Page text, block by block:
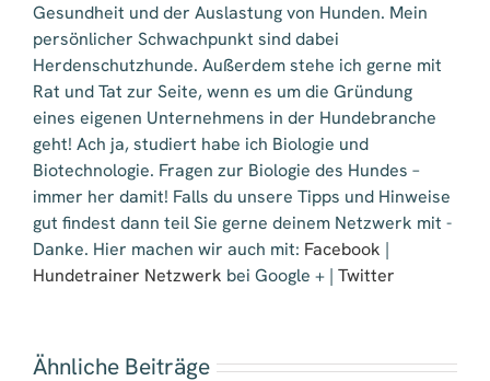
Gesundheit und der Auslastung von Hunden. Mein
persönlicher Schwachpunkt sind dabei
Herdenschutzhunde. Außerdem stehe ich gerne mit
Rat und Tat zur Seite, wenn es um die Gründung
eines eigenen Unternehmens in der Hundebranche
geht! Ach ja, studiert habe ich Biologie und
Biotechnologie. Fragen zur Biologie des Hundes –
immer her damit! Falls du unsere Tipps und Hinweise
gut findest dann teil Sie gerne deinem Netzwerk mit -
Danke. Hier machen wir auch mit: Facebook |
Hundetrainer Netzwerk bei Google + | Twitter
Ähnliche Beiträge